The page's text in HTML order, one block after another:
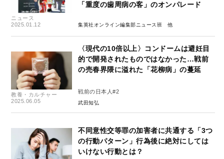
ニュース
2025.01.12
「重度の歯周病の客」のオンパレード
集英社オンライン編集部ニュース班
教養・カルチャー
2025.06.05
〈現代の10倍以上〉コンドームは避妊目
的で開発されたものではなかった…戦前
の売春界隈に溢れた「花柳病」の蔓延
戦前の日本人#2
武田知弘
不同意性交等罪の加害者に共通する「3つ
の行動パターン」行為後に絶対にしては
いけない行動とは？